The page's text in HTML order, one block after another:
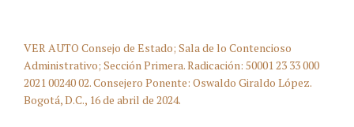
VER AUTO Consejo de Estado; Sala de lo Contencioso
Administrativo; Sección Primera. Radicación: 50001 23 33 000
2021 00240 02. Consejero Ponente: Oswaldo Giraldo López.
Bogotá, D.C., 16 de abril de 2024.